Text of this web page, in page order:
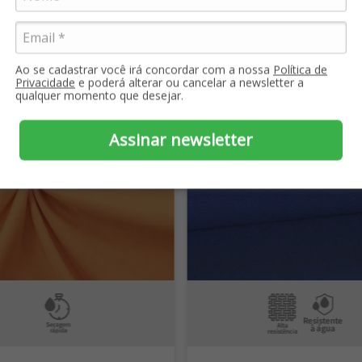
Ao se cadastrar você irá concordar com a nossa Política de
Privacidade e poderá alterar ou cancelar a newsletter a
qualquer momento que desejar.
Assinar newsletter
comprou, comprou